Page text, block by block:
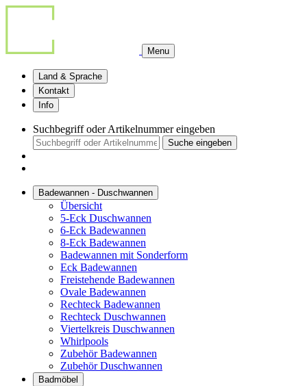
Menu
Land & Sprache
Kontakt
Info
Suchbegriff oder Artikelnummer eingeben
Suche eingeben
Badewannen - Duschwannen
Übersicht
5-Eck Duschwannen
6-Eck Badewannen
8-Eck Badewannen
Badewannen mit Sonderform
Eck Badewannen
Freistehende Badewannen
Ovale Badewannen
Rechteck Badewannen
Rechteck Duschwannen
Viertelkreis Duschwannen
Whirlpools
Zubehör Badewannen
Zubehör Duschwannen
Badmöbel